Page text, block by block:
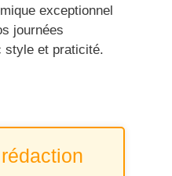
exceptionnel
journées
style et praticité.